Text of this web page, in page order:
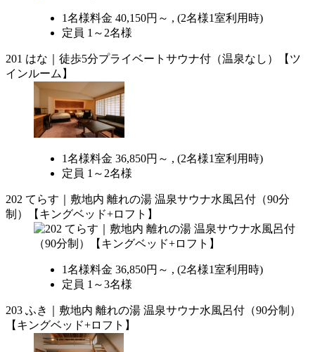
1名様料金 40,150円～ , (2名様1室利用時)
定員 1～2名様
201 はな｜徒歩5分プライベートサウナ付（温泉なし）【ツ
インルーム】
1名様料金 36,850円～ , (2名様1室利用時)
定員 1～2名様
202 てらす｜敷地内 離れの湯 温泉サウナ水風呂付（90分
制）【キングベッド+ロフト】
1名様料金 36,850円～ , (2名様1室利用時)
定員 1～3名様
203 ふき｜敷地内 離れの湯 温泉サウナ水風呂付（90分制）
【キングベッド+ロフト】